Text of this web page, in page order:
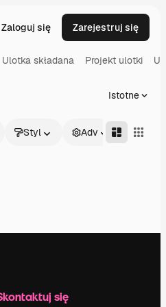
Zaloguj się Zarejestruj się
Ulotka składana Projekt ulotki
Istotne
Styl Adv
się